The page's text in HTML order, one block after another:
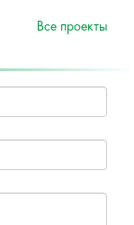
Все проекты